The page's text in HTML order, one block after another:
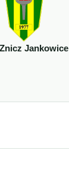
Jankowice